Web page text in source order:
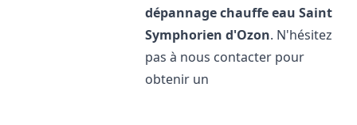
dépannage chauffe eau Saint
Symphorien d'Ozon. N'hésitez
pas à nous contacter pour
obtenir un